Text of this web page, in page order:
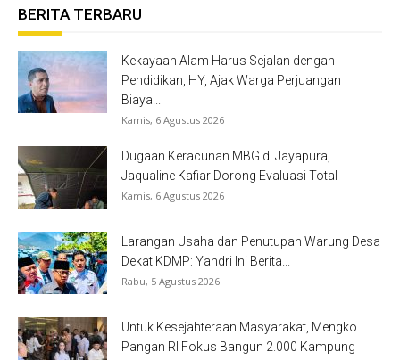
BERITA TERBARU
Kekayaan Alam Harus Sejalan dengan
Pendidikan, HY, Ajak Warga Perjuangan
Biaya...
Kamis, 6 Agustus 2026
Dugaan Keracunan MBG di Jayapura,
Jaqualine Kafiar Dorong Evaluasi Total
Kamis, 6 Agustus 2026
Larangan Usaha dan Penutupan Warung Desa
Dekat KDMP: Yandri Ini Berita...
Rabu, 5 Agustus 2026
Untuk Kesejahteraan Masyarakat, Mengko
Pangan RI Fokus Bangun 2.000 Kampung